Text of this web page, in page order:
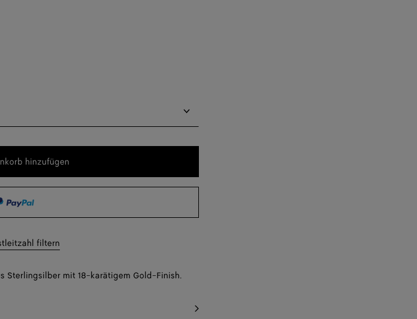
Zum
hinzufügen
Bitte
eine
Größe
filtern
Sterlingsilber mit 18-karätigem Gold-Finish.